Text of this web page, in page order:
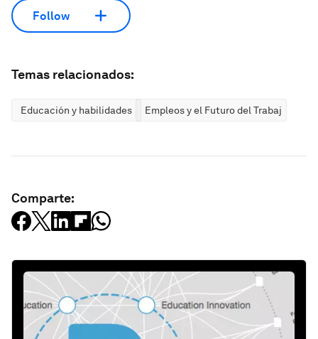
Follow
Temas relacionados:
Educación y habilidades Empleos y el Futuro del Trabajo
Comparte: